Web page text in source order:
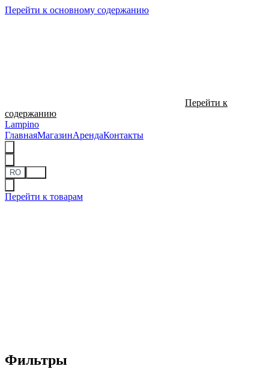
Перейти к основному содержанию
Перейти к
содержанию
Lampino
ГлавнаяМагазинАрендаКонтакты
RO
Перейти к товарам
Фильтры